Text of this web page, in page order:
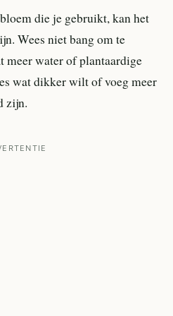
die je gebruikt, kan het
Wees niet bang om te
meer water of plantaardige
wat dikker wilt of voeg meer
zijn.